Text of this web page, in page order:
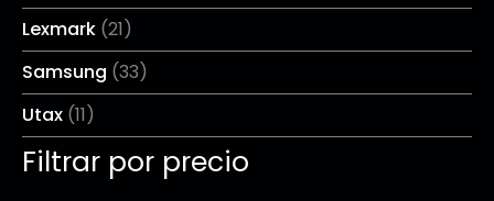
Lexmark (21)
Samsung (33)
Utax (11)
Filtrar por precio